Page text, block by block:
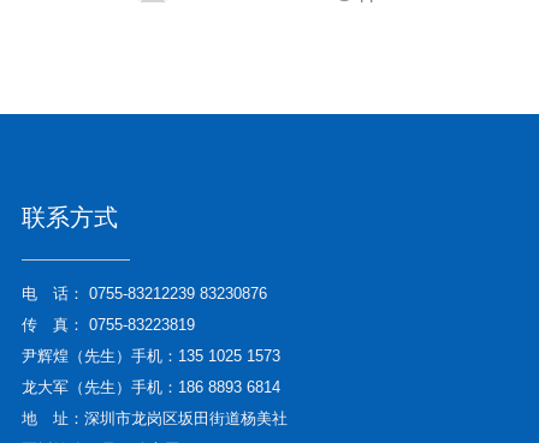
联系方式
电 话： 0755-83212239 83230876
传 真： 0755-83223819
尹辉煌（先生）手机：135 1025 1573
龙大军（先生）手机：186 8893 6814
地 址：深圳市龙岗区坂田街道杨美社